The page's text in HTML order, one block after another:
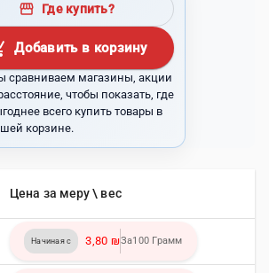
storefront Где купить?
Добавить в корзину
сравниваем магазины, акции
чтобы показать, где
всего купить товары в
корзине.
Цена за меру \ вес
Начиная с 3,80 ₪За100 Грамм